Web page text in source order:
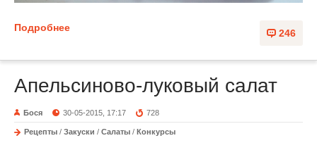
246
Подробнее
Апельсиново-луковый салат
Бося 30-05-2015, 17:17 728
Рецепты / Закуски / Салаты / Конкурсы